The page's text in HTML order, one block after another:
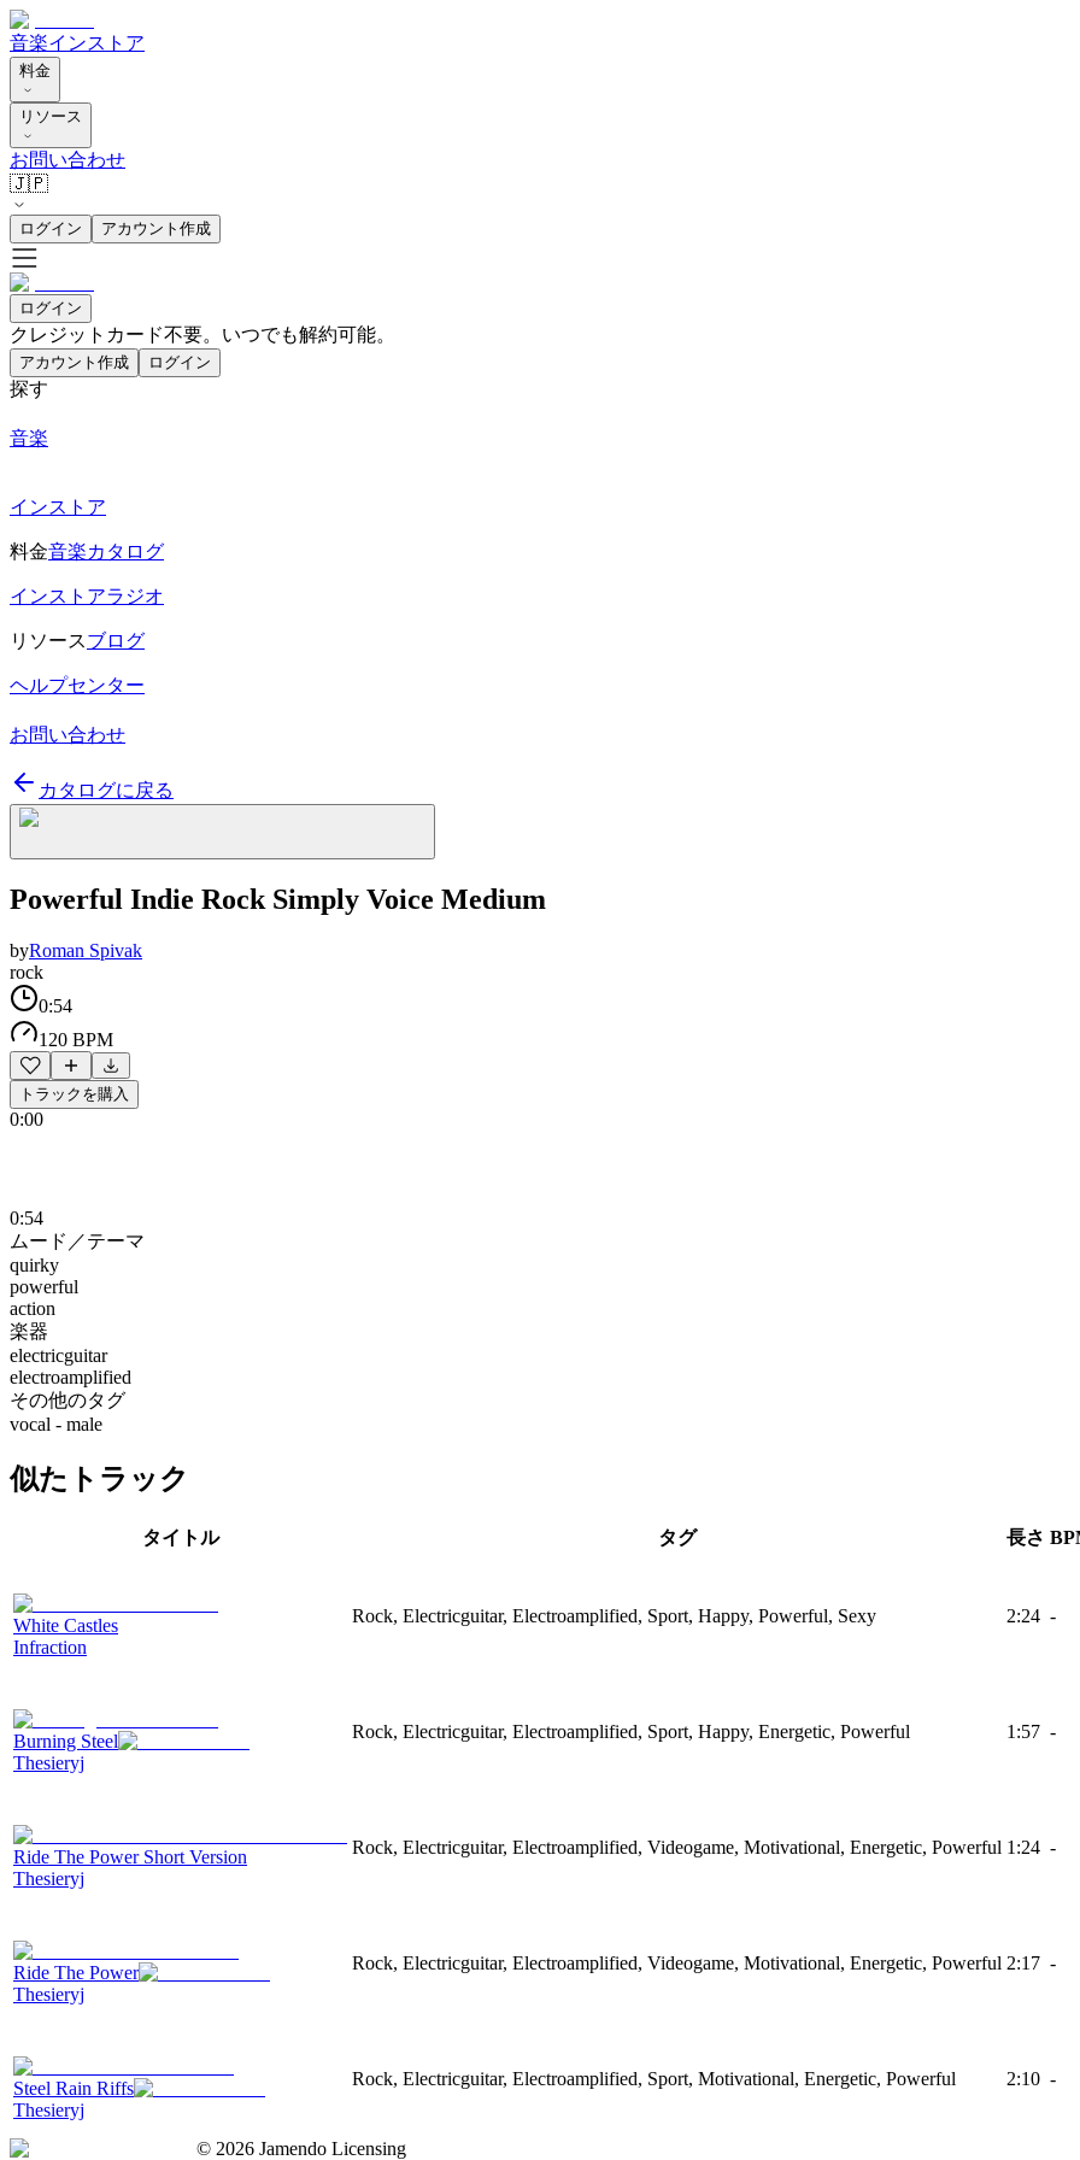
音楽インストア
料金
リソース
お問い合わせ
🇯🇵
ログイン アカウント作成
ログイン
クレジットカード不要。いつでも解約可能。
アカウント作成 ログイン
探す
音楽
インストア
料金音楽カタログ
インストアラジオ
リソースブログ
ヘルプセンター
お問い合わせ
カタログに戻る
Powerful Indie Rock Simply Voice Medium
byRoman Spivak
rock
0:54
120 BPM
トラックを購入
0:00
0:54
ムード／テーマ
quirky
powerful
action
楽器
electricguitar
electroamplified
その他のタグ
vocal - male
似たトラック
タイトル タグ 長さ
White Castles
Infraction
Rock, Electricguitar, Electroamplified, Sport, Happy, Powerful, Sexy 2:24 -
Burning Steel
Thesieryj
Rock, Electricguitar, Electroamplified, Sport, Happy, Energetic, Powerful 1:57 -
Ride The Power Short Version
Thesieryj
Rock, Electricguitar, Electroamplified, Videogame, Motivational, Energetic, Powerful 1:24 -
Ride The Power
Thesieryj
Rock, Electricguitar, Electroamplified, Videogame, Motivational, Energetic, Powerful 2:17 -
Steel Rain Riffs
Thesieryj
Rock, Electricguitar, Electroamplified, Sport, Motivational, Energetic, Powerful 2:10 -
© 2026 Jamendo Licensing